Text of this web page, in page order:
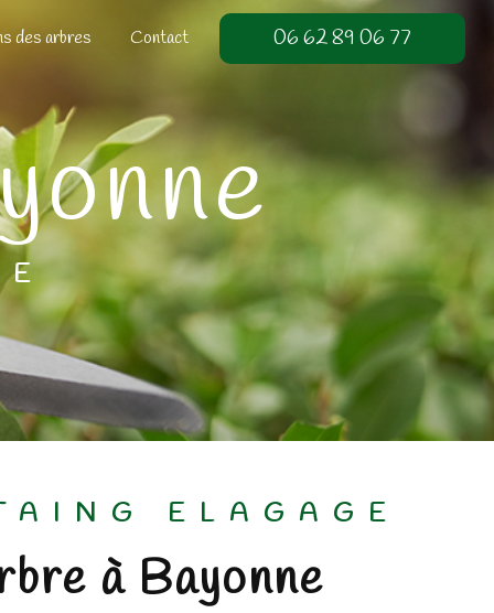
des arbres Contact 06 62 89 06 77
ELAGAGE
à Bayonne